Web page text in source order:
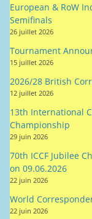
European & RoW
Semifinals
26 juillet 2026
Tournament
15 juillet 2026
2026/28 British
12 juillet 2026
13th International
Championship
29 juin 2026
70th ICCF Jubilee
on 09.06.2026
22 juin 2026
World
22 juin 2026